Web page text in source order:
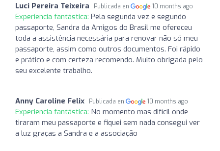
Luci Pereira Teixeira Publicada en 10 months ago
Experiencia fantástica: Pela segunda vez e segundo
passaporte, Sandra da Amigos do Brasil me ofereceu
toda a assistência necessária para renovar não só meu
passaporte, assim como outros documentos. Foi rápido
e prático e com certeza recomendo. Muito obrigada pelo
seu excelente trabalho.
Anny Caroline Felix Publicada en 10 months ago
Experiencia fantástica: No momento mas difícil onde
tiraram meu passaporte e fiquei sem nada consegui ver
a luz graças a Sandra e a associação